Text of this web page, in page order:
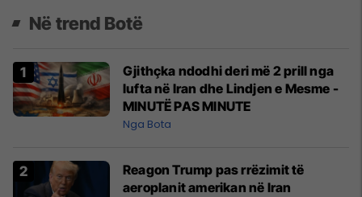
Në trend Botë
Gjithçka ndodhi deri më 2 prill nga
lufta në Iran dhe Lindjen e Mesme -
MINUTË PAS MINUTE
Nga Bota
Reagon Trump pas rrëzimit të
aeroplanit amerikan në Iran